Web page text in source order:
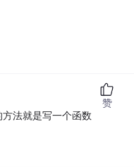
法就是写一个函数
赞